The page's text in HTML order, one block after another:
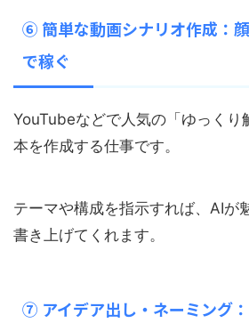
⑥ 簡単な動画シナリオ作成：
で稼ぐ
YouTubeなどで人気の「ゆっくり
本を作成する仕事です。
テーマや構成を指示すれば、AIが
書き上げてくれます。
⑦ アイデア出し・ネーミング